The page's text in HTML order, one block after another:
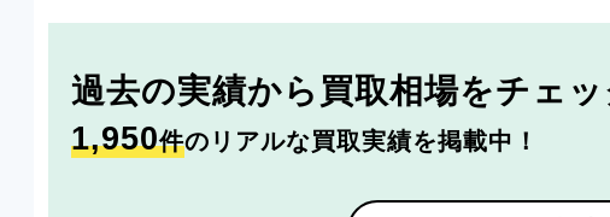
過去の実績から 買取相場をチェ
1,950件のリアルな買取実績を掲載中！